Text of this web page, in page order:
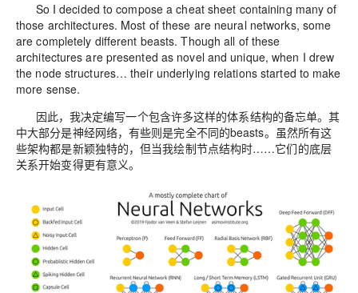
So I decided to compose a cheat sheet containing many of
those architectures. Most of these are neural networks, some
are completely different beasts. Though all of these
architectures are presented as novel and unique, when I drew
the node structures… their underlying relations started to make
more sense.
因此，我决定编写一个包含许多这样的体系结构的备忘单。其
中大部分是神经网络，有些则是完全不同的beasts。虽然所有这
些架构都是新颖独特的，但当我绘制节点结构时……它们的底层
关系开始变得更有意义。